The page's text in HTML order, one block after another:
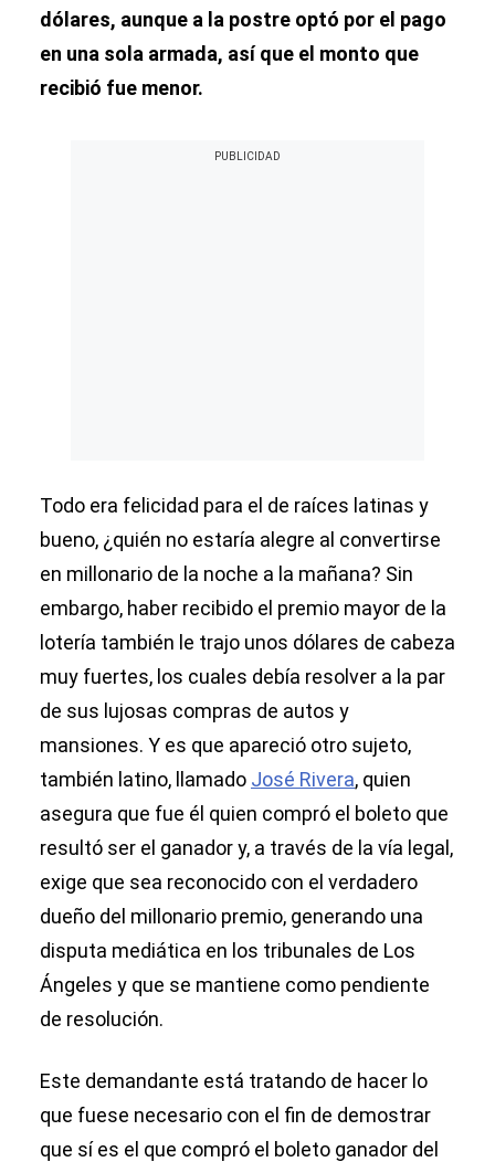
dólares, aunque a la postre optó por el pago
en una sola armada, así que el monto que
recibió fue menor.
Todo era felicidad para el de raíces latinas y
bueno, ¿quién no estaría alegre al convertirse
en millonario de la noche a la mañana? Sin
embargo, haber recibido el premio mayor de la
lotería también le trajo unos dólares de cabeza
muy fuertes, los cuales debía resolver a la par
de sus lujosas compras de autos y
mansiones. Y es que apareció otro sujeto,
también latino, llamado José Rivera, quien
asegura que fue él quien compró el boleto que
resultó ser el ganador y, a través de la vía legal,
exige que sea reconocido con el verdadero
dueño del millonario premio, generando una
disputa mediática en los tribunales de Los
Ángeles y que se mantiene como pendiente
de resolución.
Este demandante está tratando de hacer lo
que fuese necesario con el fin de demostrar
que sí es el que compró el boleto ganador del